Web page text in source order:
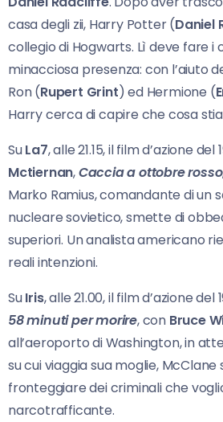
casa degli zii, Harry Potter (Daniel
collegio di Hogwarts. Lì deve fare i
minacciosa presenza: con l’aiuto
Ron (Rupert Grint) ed Hermione (
Harry cerca di capire che cosa
SuLa7, alle 21.15, il film d’azione del
Mctiernan,Caccia a ottobre rosso
Marko Ramius, comandante di un
nucleare sovietico, smette di
superiori. Un analista americano
reali intenzioni.
SuIris, alle 21.00, il film d’azione del
58 minuti per morire, con Bruce
all’aeroporto di Washington, in
su cui viaggia sua moglie, McClane
fronteggiare dei criminali che
narcotrafficante.